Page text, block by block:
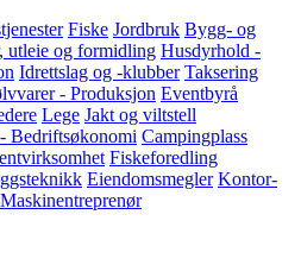
Fiske Jordbruk Bygg- og
utleie og formidling Husdyrhold -
Idrettslag og -klubber Taksering
- Produksjon Eventbyrå
Lege Jakt og viltstell
Bedriftsøkonomi Campingplass
Fiskeforedling
Eiendomsmegler Kontor-
Maskinentreprenør